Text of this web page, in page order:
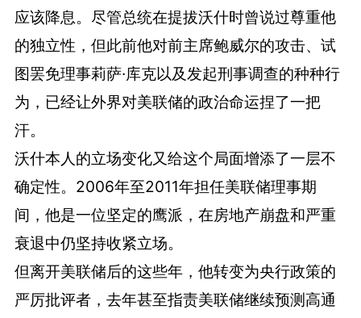
应该降息。尽管总统在提拔沃什时曾说过尊重他
的独立性，但此前他对前主席鲍威尔的攻击、试
图罢免理事莉萨·库克以及发起刑事调查的种种行
为，已经让外界对美联储的政治命运捏了一把
汗。
沃什本人的立场变化又给这个局面增添了一层不
确定性。2006年至2011年担任美联储理事期
间，他是一位坚定的鹰派，在房地产崩盘和严重
衰退中仍坚持收紧立场。
但离开美联储后的这些年，他转变为央行政策的
严厉批评者，去年甚至指责美联储继续预测高通